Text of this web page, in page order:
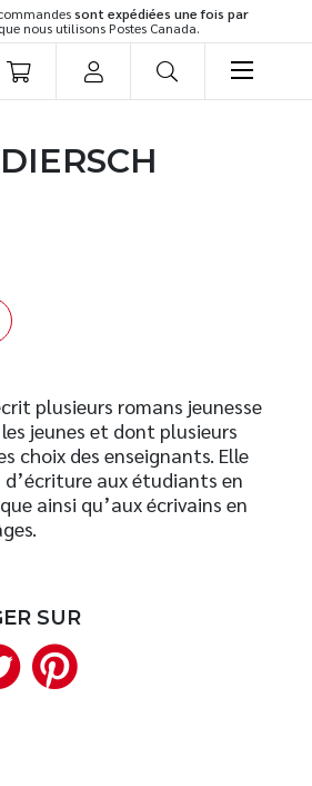
sont expédiées une fois par
nous utilisons Postes Canada.
plusieurs romans jeunesse
jeunes et dont plusieurs
choix des enseignants. Elle
aux étudiants en
ainsi qu’aux écrivains en
SUR
Twitter